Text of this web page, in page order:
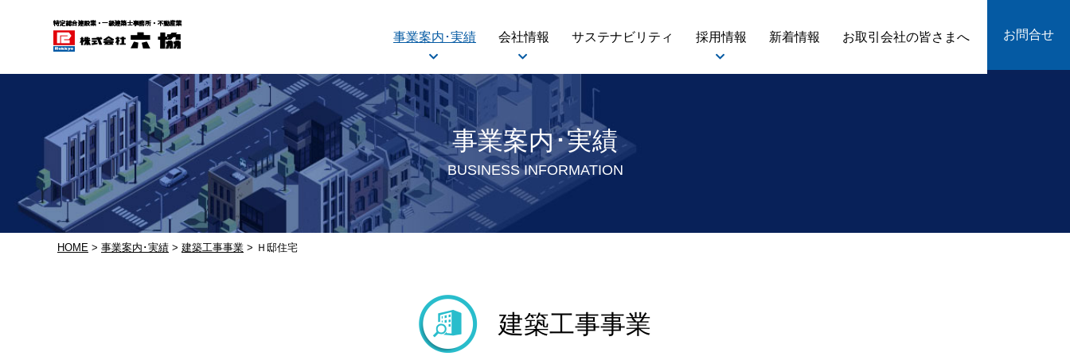
お問合せ
事業案内･実績 会社情報 サステナビリティ 採用情報 新着情報 お取引会社の皆さまへ
事業案内･実績
BUSINESS INFORMATION
HOME > 事業案内･実績 > 建築工事事業 > Ｈ邸住宅
建築工事事業